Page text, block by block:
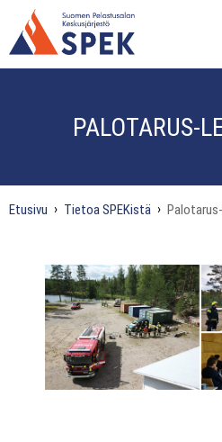
PALOTARUS-
Etusivu Tietoa SPEKistä